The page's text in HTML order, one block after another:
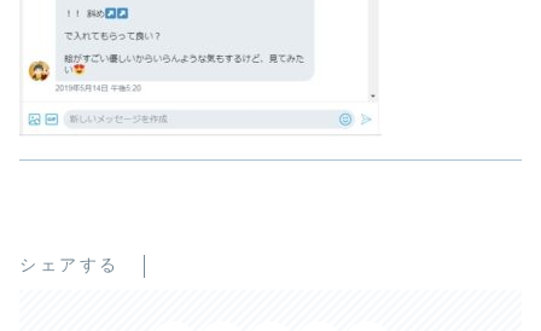
シェアする